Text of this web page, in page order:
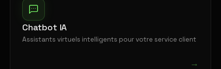
Chatbot IA
Assistants virtuels intelligents pour votre service client
→